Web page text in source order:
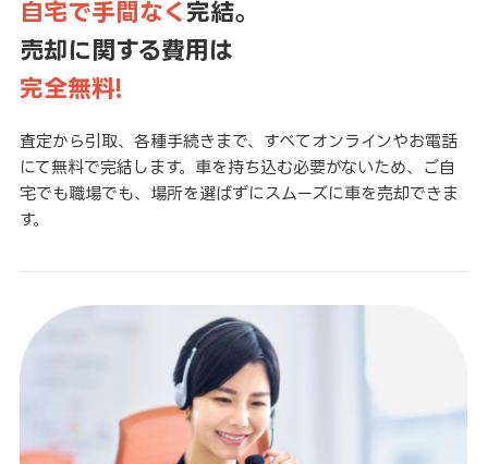
自宅で手間なく 完結。
売却に関する費用は
完全無料!
査定から引取、各種手続きまで、すべてオンラインやお電話
にて無料で完結します。車を持ち込む必要がないため、ご自
宅でも職場でも、場所を選ばずにスムーズに車を売却できま
す。